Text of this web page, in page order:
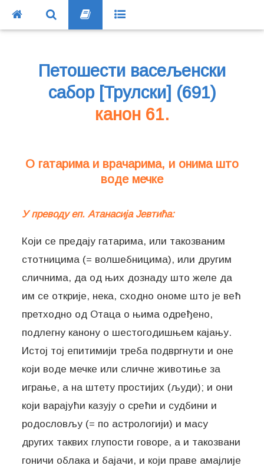
Петошести васељенски
сабор [Трулски] (691)
канон 61.
О гатарима и врачарима, и онима што
воде мечке
У преводу еп. Атанасија Јевтића:
Који се предају гатарима, или такозваним
стотницима (= волшебницима), или другим
сличнима, да од њих дознаду што желе да
им се открије, нека, сходно ономе што је већ
претходно од Отаца о њима одређено,
подлегну канону о шестогодишњем кајању.
Истој тој епитимији треба подвргнути и оне
који воде мечке или сличне животиње за
играње, а на штету простијих (људи); и они
који варајући казују о срећи и судбини и
родословљу (= по астрологији) и масу
других таквих глупости говоре, а и такозвани
гоничи облака и бајачи, и који праве амајлије